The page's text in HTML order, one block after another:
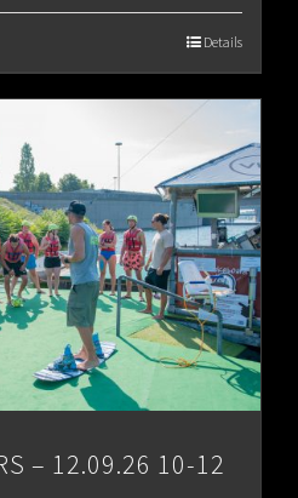
Details
– 12.09.26 10-12